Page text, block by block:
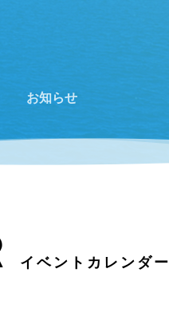
お知らせ
イベントカレンダー